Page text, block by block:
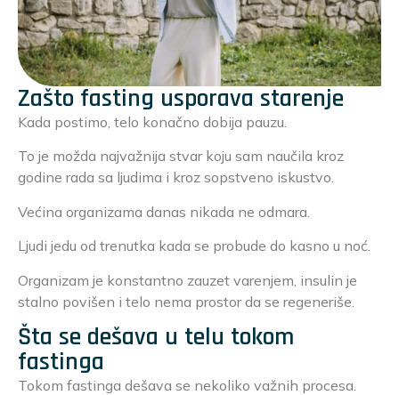
Zašto fasting usporava starenje
Kada postimo, telo konačno dobija pauzu.
To je možda najvažnija stvar koju sam naučila kroz
godine rada sa ljudima i kroz sopstveno iskustvo.
Većina organizama danas nikada ne odmara.
Ljudi jedu od trenutka kada se probude do kasno u noć.
Organizam je konstantno zauzet varenjem, insulin je
stalno povišen i telo nema prostor da se regeneriše.
Šta se dešava u telu tokom
fastinga
Tokom fastinga dešava se nekoliko važnih procesa.